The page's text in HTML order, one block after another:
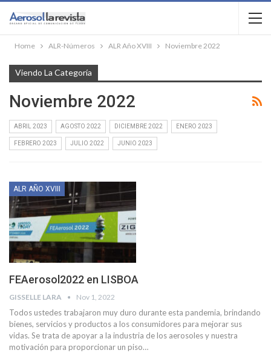
Home ALR-Números ALR Año XVIII Noviembre 2022
Viendo La Categoría
Noviembre 2022
ABRIL 2023 AGOSTO 2022 DICIEMBRE 2022 ENERO 2023
FEBRERO 2023 JULIO 2022 JUNIO 2023
ALR AÑO XVIII
FEAerosol2022 en LISBOA
GISSELLE LARA Nov 1, 2022
Todos ustedes trabajaron muy duro durante esta pandemia, brindando
bienes, servicios y productos a los consumidores para mejorar sus
vidas. Se trata de apoyar a la industria de los aerosoles y nuestra
motivación para proporcionar un piso…